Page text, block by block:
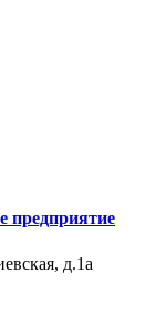
предприятие
д.1а